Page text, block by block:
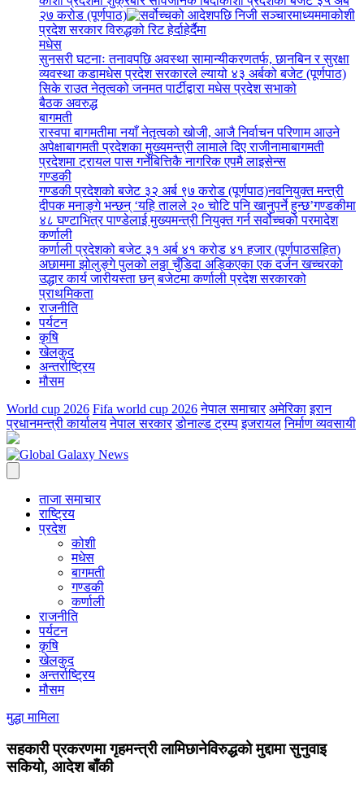
२७ करोड (पूर्णपाठ)
कोशी
प्रदेश सरकार विरुद्धको रिट हेर्दाहेर्दैमा
मधेस
सुनसरी घटनाः तनावपछि अवस्था सामान्यीकरणतर्फ, छानबिन र सुरक्षा
व्यवस्था कडामधेस प्रदेश सरकारले ल्यायो ४३ अर्बको बजेट (पूर्णपाठ)
सिके राउत नेतृत्वको जनमत पार्टीद्वारा मधेस प्रदेश सभाको
बैठक अवरुद्ध
बागमती
रास्वपा बागमतीमा नयाँ नेतृत्वको खोजी, आजै निर्वाचन परिणाम आउने
अपेक्षाबागमती प्रदेशका मुख्यमन्त्री लामाले दिए राजीनामाबागमती
प्रदेशमा ट्रायल पास गर्नेबित्तिकै नागरिक एपमै लाइसेन्स
गण्डकी
गण्डकी प्रदेशको बजेट ३२ अर्ब ९७ करोड (पूर्णपाठ)नवनियुक्त मन्त्री
दीपक मनाङ्गे भन्छन् ‘यहि तालले २० चोटि पनि खानुपर्ने हुन्छ’गण्डकीमा
४८ घण्टाभित्र पाण्डेलाई मुख्यमन्त्री नियुक्त गर्न सर्वोच्चको परमादेश
कर्णाली
कर्णाली प्रदेशको बजेट ३१ अर्ब ४१ करोड ४१ हजार (पूर्णपाठसहित)
अछाममा झोलुङ्गे पुलको लठ्ठा चुँडिदा अड्किएका एक दर्जन खच्चरको
उद्धार कार्य जारीयस्ता छन् बजेटमा कर्णाली प्रदेश सरकारको
प्राथमिकता
राजनीति
पर्यटन
कृषि
खेलकुद
अन्तर्राष्ट्रिय
मौसम
World cup 2026 Fifa world cup 2026 नेपाल समाचार अमेरिका इरान
प्रधानमन्त्री कार्यालय नेपाल सरकार डोनाल्ड ट्रम्प इजरायल निर्माण व्यवसायी
ताजा समाचार
राष्ट्रिय
प्रदेश
कोशी
मधेस
बागमती
गण्डकी
कर्णाली
राजनीति
पर्यटन
कृषि
खेलकुद
अन्तर्राष्ट्रिय
मौसम
मुद्धा मामिला
सहकारी प्रकरणमा गृहमन्त्री लामिछानेविरुद्धको मुद्दामा सुनुवाइ
सकियो, आदेश बाँकी